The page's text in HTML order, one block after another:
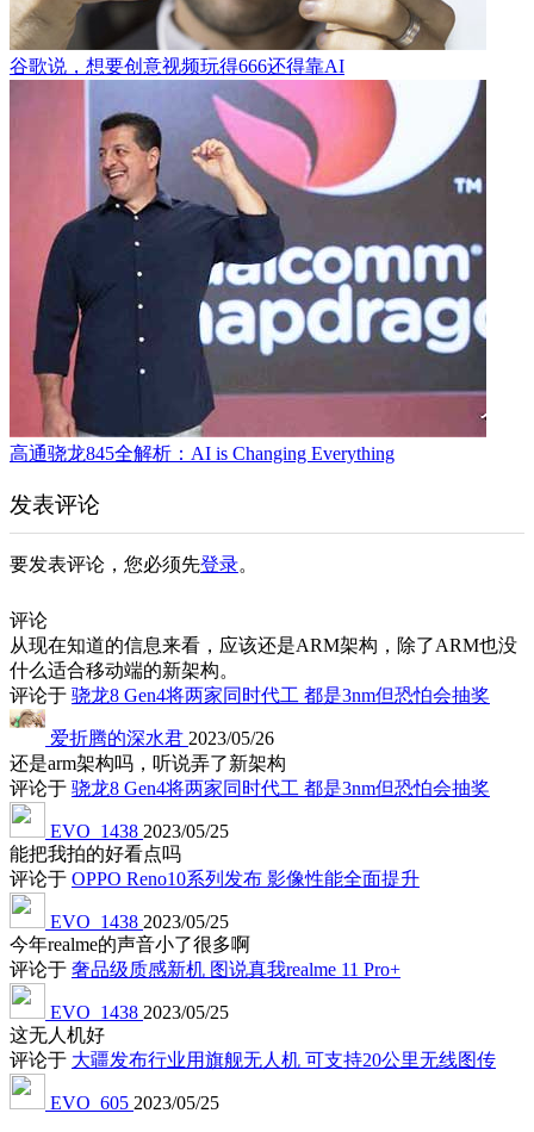
谷歌说，想要创意视频玩得666还得靠AI
高通骁龙845全解析：AI is Changing Everything
发表评论
要发表评论，您必须先登录。
评论
从现在知道的信息来看，应该还是ARM架构，除了ARM也没
什么适合移动端的新架构。
评论于 骁龙8 Gen4将两家同时代工 都是3nm但恐怕会抽奖
爱折腾的深水君 2023/05/26
还是arm架构吗，听说弄了新架构
评论于 骁龙8 Gen4将两家同时代工 都是3nm但恐怕会抽奖
EVO_1438 2023/05/25
能把我拍的好看点吗
评论于 OPPO Reno10系列发布 影像性能全面提升
EVO_1438 2023/05/25
今年realme的声音小了很多啊
评论于 奢品级质感新机 图说真我realme 11 Pro+
EVO_1438 2023/05/25
这无人机好
评论于 大疆发布行业用旗舰无人机 可支持20公里无线图传
EVO_605 2023/05/25